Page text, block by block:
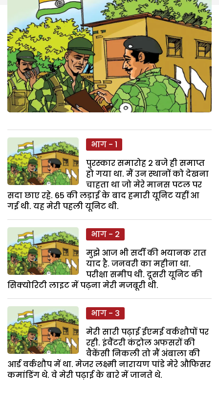
भाग - 1
पुरस्कार समारोह 2 बजे ही समाप्त
हो गया था. मैं उन स्थानों को देखना
चाहता था जो मेरे मानस पटल पर
सदा छाए रहे. 65 की लड़ाई के बाद हमारी यूनिट यहीं आ
गई थी. यह मेरी पहली यूनिट थी.
भाग - 2
मुझे आज भी सर्दी की भयानक रात
याद है. जनवरी का महीना था.
परीक्षा समीप थी. दूसरी यूनिट की
सिक्योरिटी लाइट में पढ़ना मेरी मजबूरी थी.
भाग - 3
मेरी सारी पढ़ाई ईएमई वर्कशौपों पर
रही. इंवैंटरी कंट्रोल अफसरों की
वैकेंसी निकली तो मैं अंबाला की
आर्ड वर्कशौप में था. मेजर लक्ष्मी नारायण पांडे मेरे औफिसर
कमांडिंग थे. वे मेरी पढ़ाई के बारे में जानते थे.